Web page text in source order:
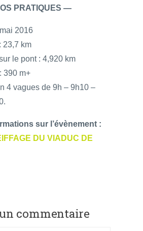
PRATIQUES —
2016
23,7 km
le pont : 4,920 km
390 m+
4 vagues de 9h – 9h10 –
sur l’évènement :
DU VIADUC DE
commentaire